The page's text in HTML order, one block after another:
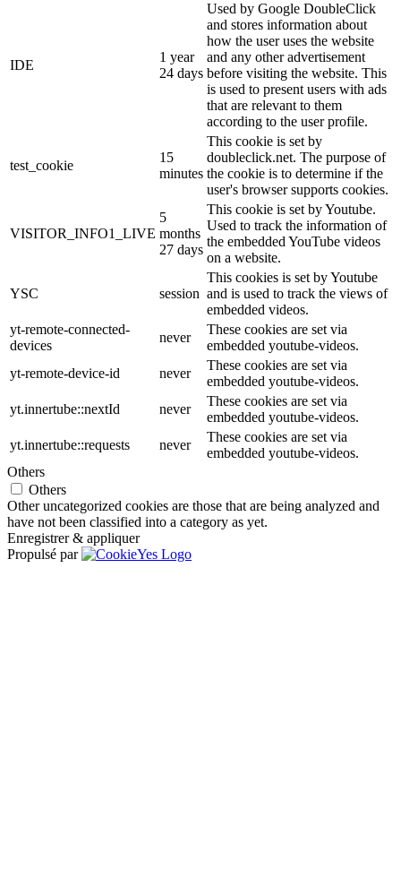
IDE
1 year
24 days
Used by Google DoubleClick
and stores information about
how the user uses the website
and any other advertisement
before visiting the website. This
is used to present users with ads
that are relevant to them
according to the user profile.
test_cookie
15
minutes
This cookie is set by
doubleclick.net. The purpose of
the cookie is to determine if the
user's browser supports cookies.
VISITOR_INFO1_LIVE
5
months
27 days
This cookie is set by Youtube.
Used to track the information of
the embedded YouTube videos
on a website.
YSC session
This cookies is set by Youtube
and is used to track the views of
embedded videos.
yt-remote-connected-
devices
never
These cookies are set via
embedded youtube-videos.
yt-remote-device-id
never
These cookies are set via
embedded youtube-videos.
yt.innertube::nextId
never
These cookies are set via
embedded youtube-videos.
yt.innertube::requests
never
These cookies are set via
embedded youtube-videos.
Others
Others
Other uncategorized cookies are those that are being analyzed and
have not been classified into a category as yet.
Enregistrer & appliquer
Propulsé par